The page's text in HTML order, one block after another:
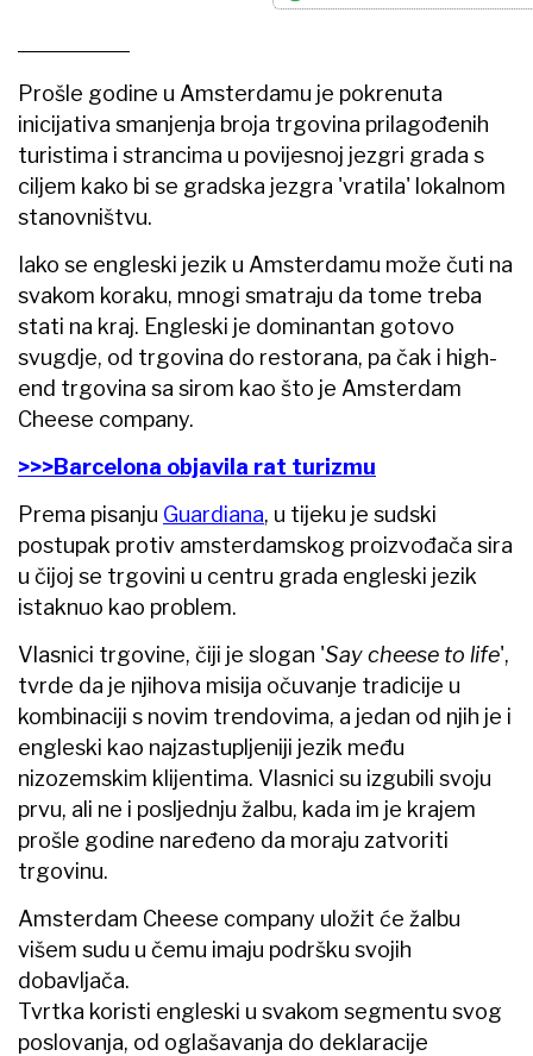
Prošle godine u Amsterdamu je pokrenuta
inicijativa smanjenja broja trgovina prilagođenih
turistima i strancima u povijesnoj jezgri grada s
ciljem kako bi se gradska jezgra 'vratila' lokalnom
stanovništvu.
Iako se engleski jezik u Amsterdamu može čuti na
svakom koraku, mnogi smatraju da tome treba
stati na kraj. Engleski je dominantan gotovo
svugdje, od trgovina do restorana, pa čak i high-
end trgovina sa sirom kao što je Amsterdam
Cheese company.
>>>Barcelona objavila rat turizmu
Prema pisanju Guardiana, u tijeku je sudski
postupak protiv amsterdamskog proizvođača sira
u čijoj se trgovini u centru grada engleski jezik
istaknuo kao problem.
Vlasnici trgovine, čiji je slogan 'Say cheese to life',
tvrde da je njihova misija očuvanje tradicije u
kombinaciji s novim trendovima, a jedan od njih je i
engleski kao najzastupljeniji jezik među
nizozemskim klijentima. Vlasnici su izgubili svoju
prvu, ali ne i posljednju žalbu, kada im je krajem
prošle godine naređeno da moraju zatvoriti
trgovinu.
Amsterdam Cheese company uložit će žalbu
višem sudu u čemu imaju podršku svojih
dobavljača.
Tvrtka koristi engleski u svakom segmentu svog
poslovanja, od oglašavanja do deklaracije